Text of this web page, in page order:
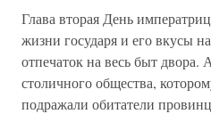
Глава вторая День
жизни государя и его вкусы
отпечаток на весь быт
столичного общества,
подражали обитатели